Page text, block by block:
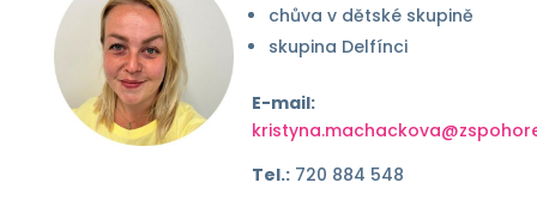
chůva v dětské skupině
skupina Delfínci
E-mail:
Tel.:720 884 548